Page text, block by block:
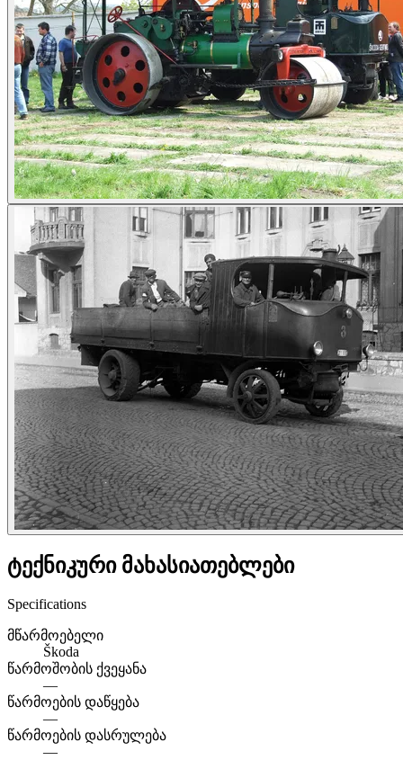
ტექნიკური მახასიათებლები
Specifications
მწარმოებელი
Škoda
წარმოშობის ქვეყანა
—
წარმოების დაწყება
—
წარმოების დასრულება
—